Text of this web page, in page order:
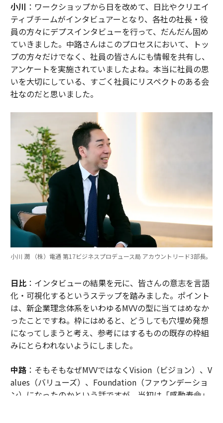
小川 ：ワークショップから日を改めて、日比やクリエイ
ティブチームがインタビュアーとなり、各社の社長・役
員の方々にデプスインタビューを行って、だんだん固め
ていきました。中路さんはこのプロセスにおいて、トッ
プの方々だけでなく、社員の皆さんにも情報を共有し、
アンケートを実施されていましたよね。本当に社員の思
いを大切にしている、すごく社員にリスペクトのある会
社なのだと思いました。
小川 潤 （株）電通 第17ビジネスプロデュース局 アカウントリード3部長。
日比：インタビューの結果を元に、皆さんの意志を言語
化・可視化するというステップを踏みました。ポイント
は、新企業理念体系をいわゆるMVVの型に当てはめなか
ったことですね。枠にはめると、どうしても穴埋め発想
になってしまうと考え、参考にはするものの既存の枠組
みにとらわれないようにしました。
中路：そもそもなぜMVVではなくVision（ビジョン）、V
alues（バリューズ）、Foundation（ファウンデーショ
ン）になったのかという話ですが、当初は「感動寿命」